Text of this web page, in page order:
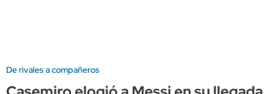
De rivales a compañeros